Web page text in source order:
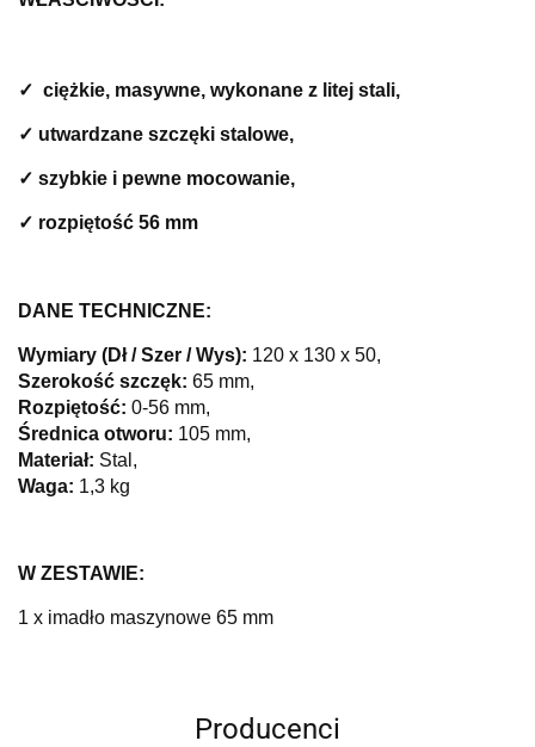
✓ ciężkie, masywne, wykonane z litej stali,
✓ utwardzane szczęki stalowe,
✓ szybkie i pewne mocowanie,
✓ rozpiętość 56 mm
DANE TECHNICZNE:
Wymiary (Dł / Szer / Wys): 120 x 130 x 50,
Szerokość szczęk: 65 mm,
Rozpiętość: 0-56 mm,
Średnica otworu: 105 mm,
Materiał: Stal,
Waga: 1,3 kg
W ZESTAWIE:
1 x imadło maszynowe 65 mm
Producenci